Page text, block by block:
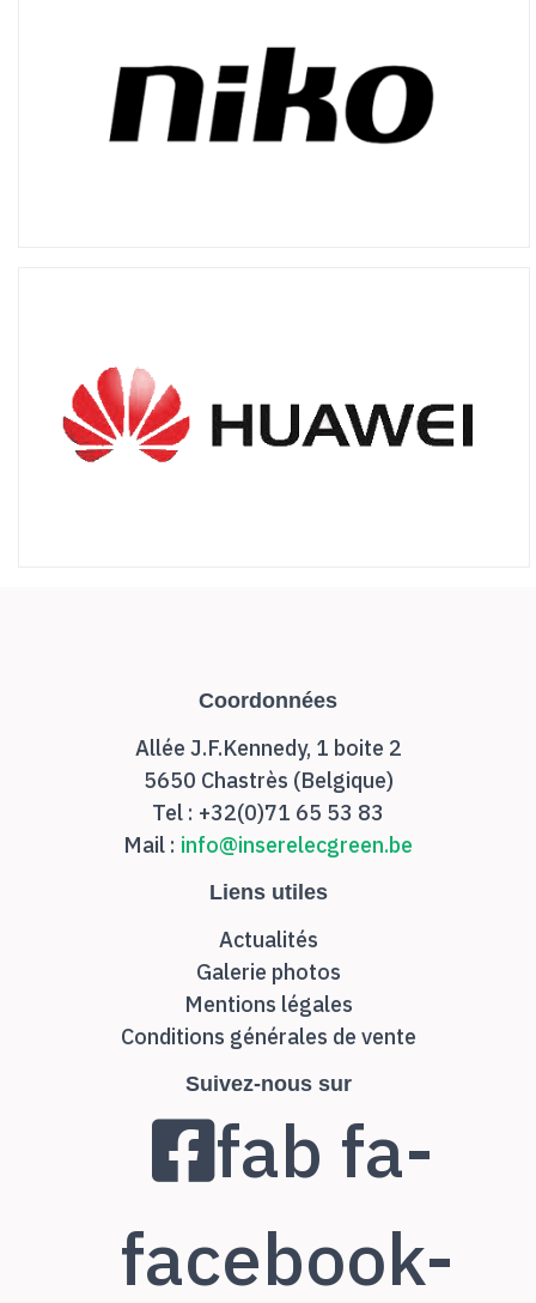
Coordonnées
Allée J.F.Kennedy, 1 boite 2
5650 Chastrès (Belgique)
Tel : +32(0)71 65 53 83
Mail : info@inserelecgreen.be
Liens utiles
Actualités
Galerie photos
Mentions légales
Conditions générales de vente
Suivez-nous sur
fab fa-
facebook-